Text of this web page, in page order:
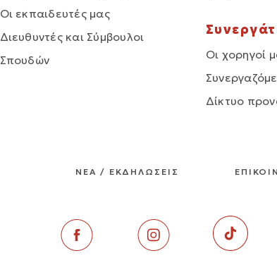
Οι εκπαιδευτές μας
Διευθυντές και Σύμβουλοι
Σπουδών
Οι χορηγοί
Δίκτυο
ΝΕΑ / ΕΚΔΗΛΩΣΕΙΣ